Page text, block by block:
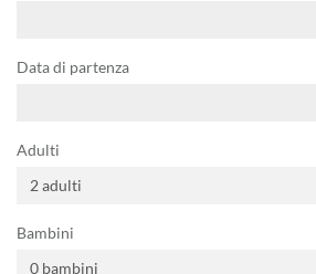
Data di partenza
Adulti
Bambini